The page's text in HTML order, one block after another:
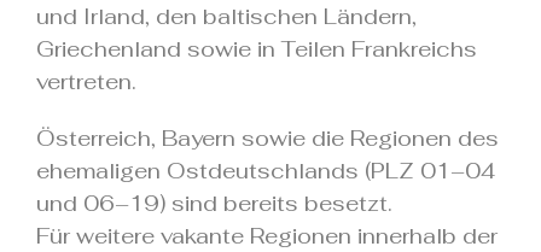
und Irland, den baltischen Ländern,
Griechenland sowie in Teilen Frankreichs
vertreten.
Österreich, Bayern sowie die Regionen des
ehemaligen Ostdeutschlands (PLZ 01–04
und 06–19) sind bereits besetzt.
Für weitere vakante Regionen innerhalb der